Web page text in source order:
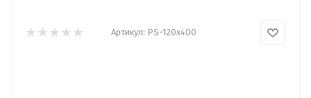
Артикул: PS-120х400